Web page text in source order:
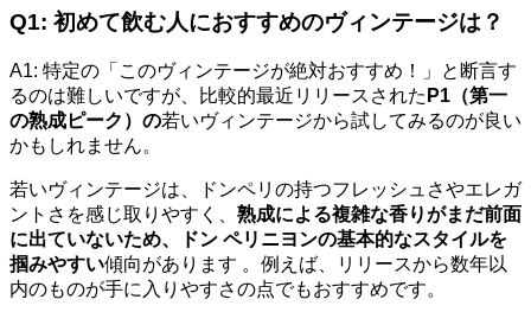
Q1: 初めて飲む人におすすめのヴィンテージは？
A1: 特定の「このヴィンテージが絶対おすすめ！」と断言す
るのは難しいですが、比較的最近リリースされた P1（第一
の熟成ピーク）の若いヴィンテージから試してみるのが良い
かもしれません。
若いヴィンテージは、ドンペリの持つフレッシュさやエレガ
ントさを感じ取りやすく、 熟成による複雑な香りがまだ前面
に出ていないため、ドン ペリニヨンの基本的なスタイルを
掴みやすい傾向があります 。例えば、リリースから数年以
内のものが手に入りやすさの点でもおすすめです。